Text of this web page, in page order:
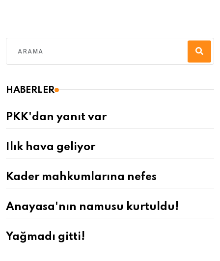
HABERLER
PKK'dan yanıt var
Ilık hava geliyor
Kader mahkumlarına nefes
Anayasa'nın namusu kurtuldu!
Yağmadı gitti!